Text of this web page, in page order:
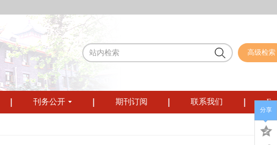
高级检索
刊务公开 期刊订阅 联系我们
分享